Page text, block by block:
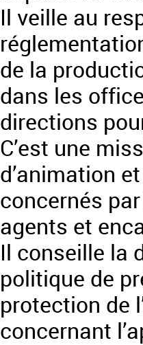
Il veille au
de la
dans les
directions
C’est une
d’animation
concernés
agents et
Il conseille la
politique de
protection de
concernant